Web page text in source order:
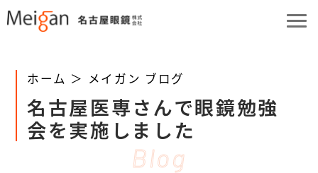
Blog
ホーム ＞ メイガン ブログ
名古屋医専さんで眼鏡勉強
会を実施しました